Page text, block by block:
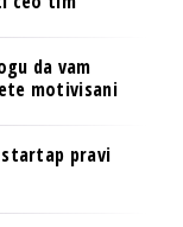
da vam
motivisani
startap pravi